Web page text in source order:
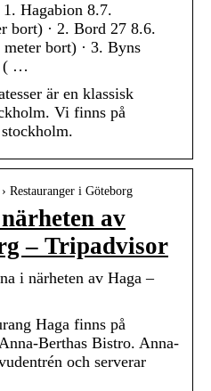
1. Hagabion 8.7.
bort) · 2. Bord 27 8.6.
bort) · 3. Byns
( …
är en klassisk
Vi finns på
Restauranger i Göteborg
av
– Tripadvisor
i närheten av Haga –
Haga finns på
Berthas Bistro. Anna-
och serverar